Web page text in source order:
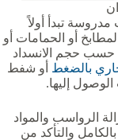
تبدأ أولاً
أو الحمامات أو
حسب حجم الانسداد
بالضغط أو شفط
إليها.
الرواسب والمواد
والتأكد من